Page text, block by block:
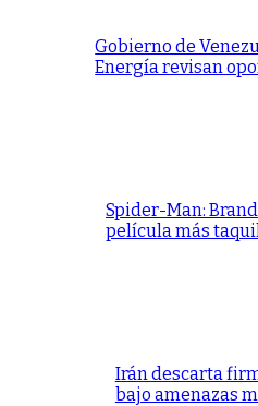
Gobierno de
Energía revisan
Spider-Man:
película más
Irán descarta
bajo amenazas